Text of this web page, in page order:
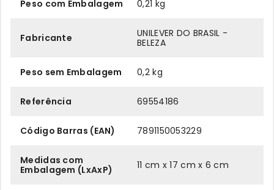
Peso com Embalagem 0,21 kg
Fabricante
UNILEVER DO BRASIL -
BELEZA
Peso sem Embalagem 0,2 kg
Referência 69554186
Código Barras (EAN) 7891150053229
Medidas com
Embalagem (LxAxP)
11 cm x 17 cm x 6 cm